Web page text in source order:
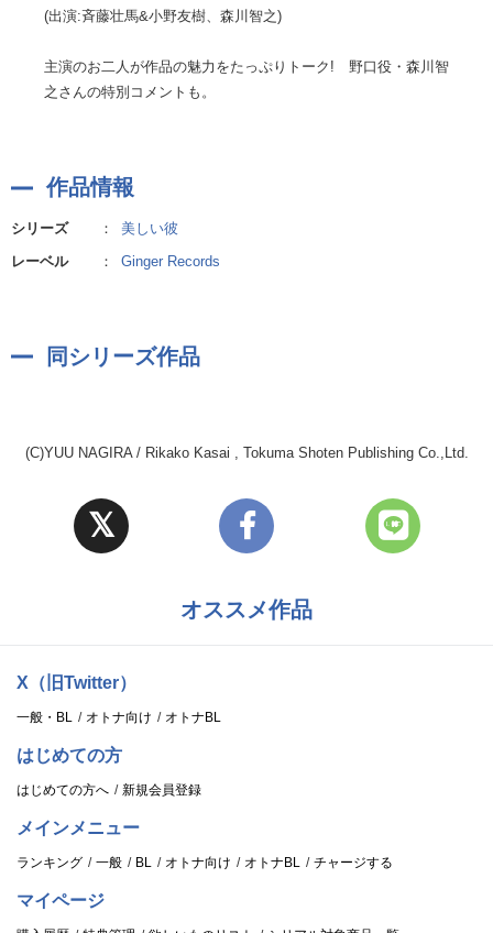
(出演:斉藤壮馬&小野友樹、森川智之)
主演のお二人が作品の魅力をたっぷりトーク! 野口役・森川智
之さんの特別コメントも。
作品情報
シリーズ ：
美しい彼
レーベル
： Ginger Records
同シリーズ作品
(C)YUU NAGIRA / Rikako Kasai , Tokuma Shoten Publishing Co.,Ltd.
オススメ作品
X（旧Twitter）
一般・BL オトナ向け オトナBL
はじめての方
はじめての方へ 新規会員登録
メインメニュー
ランキング 一般 BL オトナ向け オトナBL チャージする
マイページ